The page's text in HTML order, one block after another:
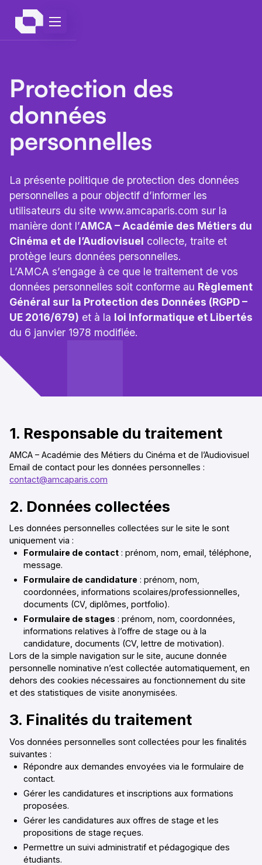
Protection des
données
personnelles
La présente politique de protection des données
personnelles a pour objectif d’informer les
utilisateurs du site www.amcaparis.com sur la
manière dont l’AMCA – Académie des Métiers du
Cinéma et de l’Audiovisuel collecte, traite et
protège leurs données personnelles.
L’AMCA s’engage à ce que le traitement de vos
données personnelles soit conforme au Règlement
Général sur la Protection des Données (RGPD –
UE 2016/679) et à la loi Informatique et Libertés
du 6 janvier 1978 modifiée.
1. Responsable du traitement
AMCA – Académie des Métiers du Cinéma et de l’Audiovisuel
Email de contact pour les données personnelles :
contact@amcaparis.com
2. Données collectées
Les données personnelles collectées sur le site le sont
uniquement via :
Formulaire de contact : prénom, nom, email, téléphone,
message.
Formulaire de candidature : prénom, nom,
coordonnées, informations scolaires/professionnelles,
documents (CV, diplômes, portfolio).
Formulaire de stages : prénom, nom, coordonnées,
informations relatives à l’offre de stage ou à la
candidature, documents (CV, lettre de motivation).
Lors de la simple navigation sur le site, aucune donnée
personnelle nominative n’est collectée automatiquement, en
dehors des cookies nécessaires au fonctionnement du site
et des statistiques de visite anonymisées.
3. Finalités du traitement
Vos données personnelles sont collectées pour les finalités
suivantes :
Répondre aux demandes envoyées via le formulaire de
contact.
Gérer les candidatures et inscriptions aux formations
proposées.
Gérer les candidatures aux offres de stage et les
propositions de stage reçues.
Permettre un suivi administratif et pédagogique des
étudiants.